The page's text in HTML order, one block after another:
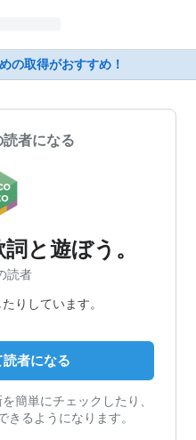
の取得がおすすめ！
者になる
と遊ぼう。
読者
りしています。
者になる
簡単にチェックしたり、
るようになります。